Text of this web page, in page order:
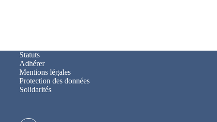
Statuts
Adhérer
Mentions légales
Protection des données
Solidarités